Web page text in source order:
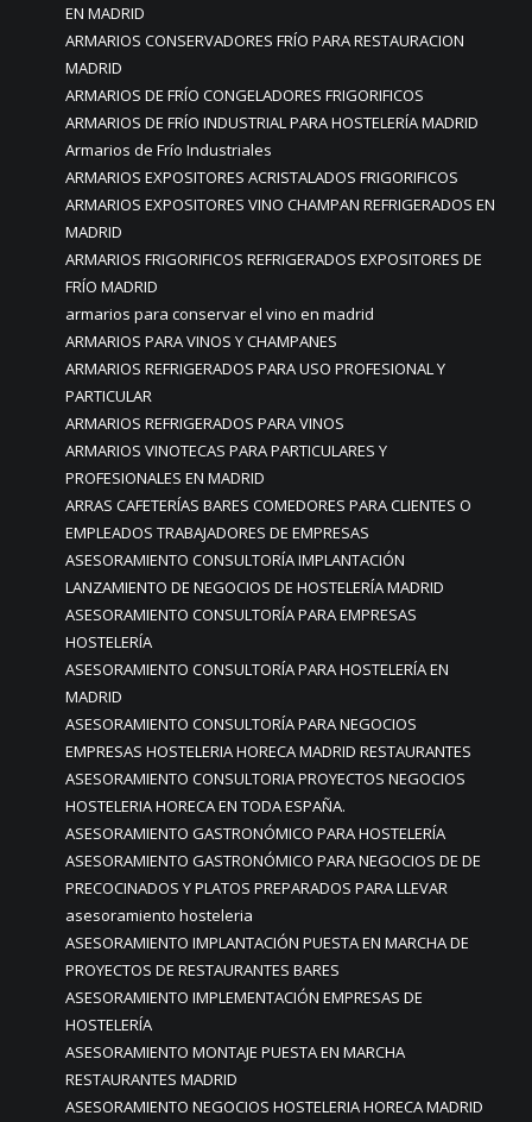
EN MADRID
ARMARIOS CONSERVADORES FRÍO PARA RESTAURACION
MADRID
ARMARIOS DE FRÍO CONGELADORES FRIGORIFICOS
ARMARIOS DE FRÍO INDUSTRIAL PARA HOSTELERÍA MADRID
Armarios de Frío Industriales
ARMARIOS EXPOSITORES ACRISTALADOS FRIGORIFICOS
ARMARIOS EXPOSITORES VINO CHAMPAN REFRIGERADOS EN
MADRID
ARMARIOS FRIGORIFICOS REFRIGERADOS EXPOSITORES DE
FRÍO MADRID
armarios para conservar el vino en madrid
ARMARIOS PARA VINOS Y CHAMPANES
ARMARIOS REFRIGERADOS PARA USO PROFESIONAL Y
PARTICULAR
ARMARIOS REFRIGERADOS PARA VINOS
ARMARIOS VINOTECAS PARA PARTICULARES Y
PROFESIONALES EN MADRID
ARRAS CAFETERÍAS BARES COMEDORES PARA CLIENTES O
EMPLEADOS TRABAJADORES DE EMPRESAS
ASESORAMIENTO CONSULTORÍA IMPLANTACIÓN
LANZAMIENTO DE NEGOCIOS DE HOSTELERÍA MADRID
ASESORAMIENTO CONSULTORÍA PARA EMPRESAS
HOSTELERÍA
ASESORAMIENTO CONSULTORÍA PARA HOSTELERÍA EN
MADRID
ASESORAMIENTO CONSULTORÍA PARA NEGOCIOS
EMPRESAS HOSTELERIA HORECA MADRID RESTAURANTES
ASESORAMIENTO CONSULTORIA PROYECTOS NEGOCIOS
HOSTELERIA HORECA EN TODA ESPAÑA.
ASESORAMIENTO GASTRONÓMICO PARA HOSTELERÍA
ASESORAMIENTO GASTRONÓMICO PARA NEGOCIOS DE DE
PRECOCINADOS Y PLATOS PREPARADOS PARA LLEVAR
asesoramiento hosteleria
ASESORAMIENTO IMPLANTACIÓN PUESTA EN MARCHA DE
PROYECTOS DE RESTAURANTES BARES
ASESORAMIENTO IMPLEMENTACIÓN EMPRESAS DE
HOSTELERÍA
ASESORAMIENTO MONTAJE PUESTA EN MARCHA
RESTAURANTES MADRID
ASESORAMIENTO NEGOCIOS HOSTELERIA HORECA MADRID